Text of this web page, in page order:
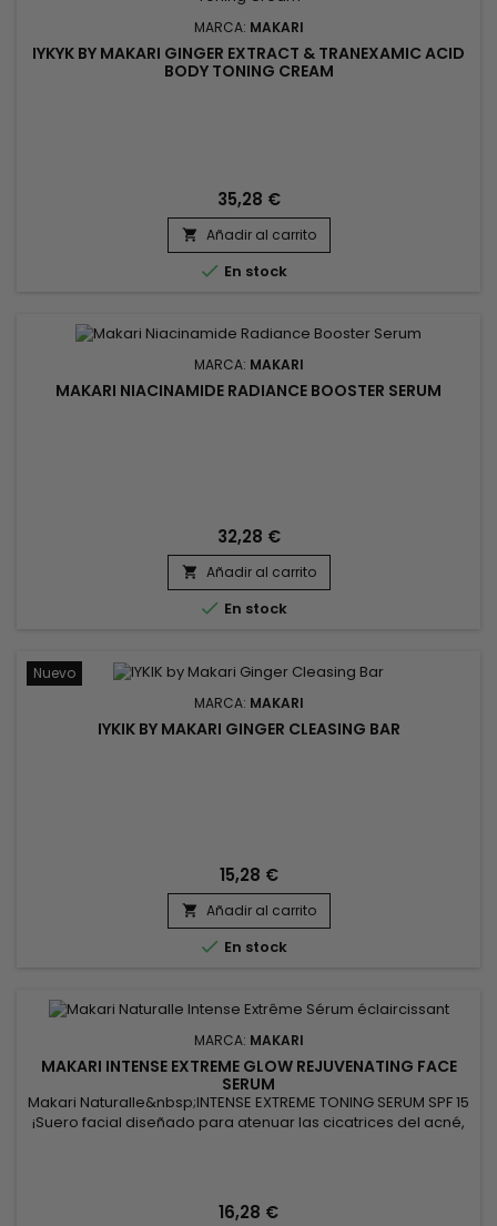
MARCA: MAKARI
IYKYK BY MAKARI GINGER EXTRACT & TRANEXAMIC ACID
BODY TONING CREAM
35,28 €
 Añadir al carrito
 En stock
MARCA: MAKARI
MAKARI NIACINAMIDE RADIANCE BOOSTER SERUM
32,28 €
 Añadir al carrito
 En stock
Nuevo
MARCA: MAKARI
IYKIK BY MAKARI GINGER CLEASING BAR
15,28 €
 Añadir al carrito
 En stock
MARCA: MAKARI
MAKARI INTENSE EXTREME GLOW REJUVENATING FACE
SERUM
Makari Naturalle&nbsp;INTENSE EXTREME TONING SERUM SPF 15
¡Suero facial diseñado para atenuar las cicatrices del acné,
efectos de la edad, el sol y el medio...
16,28 €